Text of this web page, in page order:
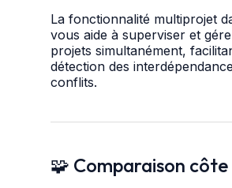
La fonctionnalité multiprojet
vous aide à superviser et
projets simultanément,
détection des
conflits.
🧩 Comparaison